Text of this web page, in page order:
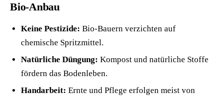
Bio-Anbau
Keine Pestizide: Bio-Bauern verzichten auf
chemische Spritzmittel.
Natürliche Düngung: Kompost und natürliche Stoffe
fördern das Bodenleben.
Handarbeit: Ernte und Pflege erfolgen meist von